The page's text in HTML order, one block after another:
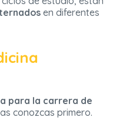
en diferentes
para la carrera de
conozcas primero.